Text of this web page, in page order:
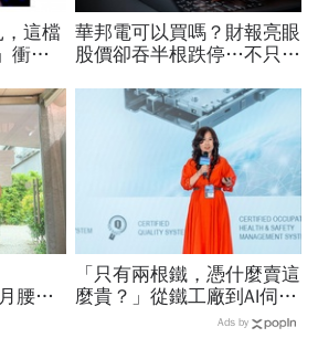
這檔
衝千
華邦電可以買嗎？財報亮眼
股價卻吞半根跌停…不只外
張利空，要抱要殺全看2重
腰
「只有兩根鐵，憑什麼賣這
麼貴？」從鐵工廠到AI伺服
器滑軌霸主，川湖靠四大護
Ads by